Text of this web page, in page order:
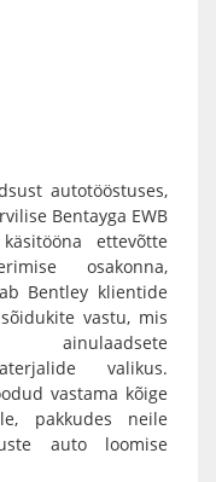
autotööstuses,
Bentayga EWB
ettevõtte
osakonna,
Bentley klientide
vastu, mis
valikus.
vastama kõige
pakkudes neile
auto loomise